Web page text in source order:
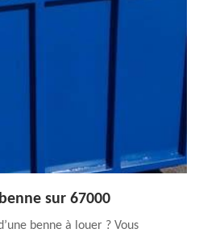
sur 67000
benne à louer ? Vous